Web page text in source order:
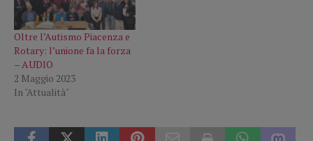
Oltre l’Autismo Piacenza e
Rotary: l’unione fa la forza
– AUDIO
2 Maggio 2023
In "Attualità"